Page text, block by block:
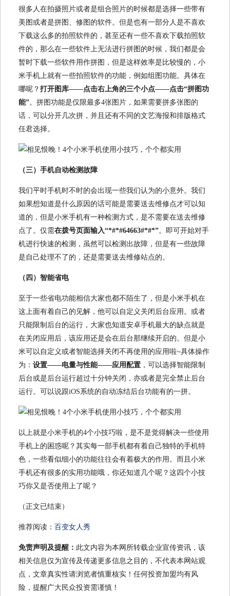
很多人在拍摄照片或者是组合照片的时候都是选择一些带有
美图或者是拼图、修图的软件。但是也有一部分人是不喜欢
下载这么多的拍照软件的，甚至还有一些不喜欢下载拍照软
件的，那么在一些软件上无法进行拼图的时候，我们都是会
暂时下载一些软件用作拼图，但是这样效率是比较慢的，小
米手机上就有一些拍照软件的功能，例如组图功能。具体在
哪呢？ 打开图库——点击右上角的三个小点——点击“拼图功
能”。拼图功能是仅限最多4张图片，如果需要拼多张图的
话，可以分开几次拼，并且还有不同的文艺海报和排版格式
任君选择。
（三）手机自动检测故障
我们平时手机时不时的会出现一些我们认为的小意外。我们
如果想知道是什么原因的话可能是需要送去维修点才可以知
道的，但是小米手机有一种检测方式，是不需要在送去维修
点了。仅需在拨号页面输入“*#*#64663#*#*”。即可开始对手
机进行快速的检测，虽然可以检测出故障，但是有一些故障
是自己处理不了的，还是需要送去维修站点的。
（四）智能省电
至于一些省电功能相信大家也都不陌生了，但是小米手机在
这上面有着自己的见解，他可以自定义关闭后台应用。或者
只能限制后台的运行，大家也知道安卓手机最大的缺点就是
在关闭应用后，该应用还是会在后台那继续开启的。但是小
米可以自定义或者智能选择关闭不再使用的应用啦~具体操作
为： 设置——电量与性能——应用配置 ，可以选择智能限制
后台或是后台运行超过十分钟关闭，亦或者是完全禁止后台
运行。可以说跟iOS系统的自动冻结后台功能有的一拼。
以上就是小米手机的4个小技巧啦，是不是觉得解决一些使用
手机上的困惑呢？其实每一部手机都有着自己独特的手机特
色，一些看似细小的功能往往会有着极大的作用。而且小米
手机还有很多的实用功能哦，你还知道几个呢？这四个小技
巧你又是否使用上了呢？
（正文已结束）
推荐阅读： 百变女人秀
免责声明及提醒： 此文内容为本网所转载企业宣传资讯，该
相关信息仅为宣传及传递更多信息之目的，不代表本网站观
点，文章真实性请浏览者慎重核实！任何投资加盟均有风
险，提醒广大民众投资需谨慎！